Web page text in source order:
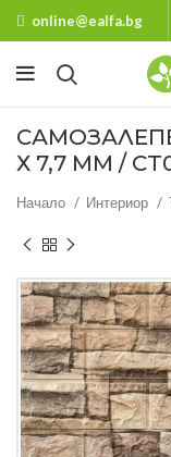
online@ealfa.bg
Х 7,7 ММ /
Начало Интериор